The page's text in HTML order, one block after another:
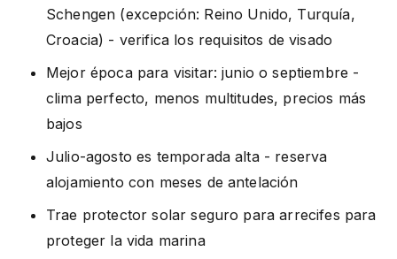
Schengen (excepción: Reino Unido, Turquía,
Croacia) - verifica los requisitos de visado
Mejor época para visitar: junio o septiembre -
clima perfecto, menos multitudes, precios más
bajos
Julio-agosto es temporada alta - reserva
alojamiento con meses de antelación
Trae protector solar seguro para arrecifes para
proteger la vida marina